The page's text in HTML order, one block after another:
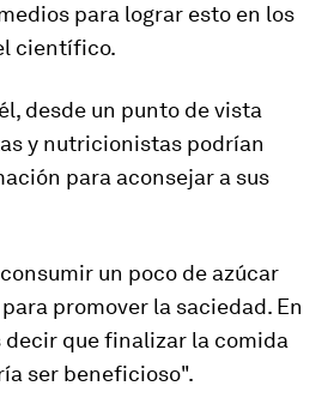
para lograr esto en los
científico.
desde un punto de vista
y nutricionistas podrían
para aconsejar a sus
un poco de azúcar
promover la saciedad. En
decir que finalizar la comida
ser beneficioso".